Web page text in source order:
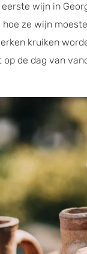
wijn in
ze wijn
kruiken
op de dag van